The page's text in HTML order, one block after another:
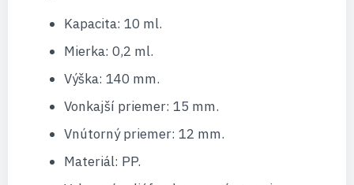
Kapacita: 10 ml.
Mierka: 0,2 ml.
Výška: 140 mm.
Vonkajší priemer: 15 mm.
Vnútorný priemer: 12 mm.
Materiál: PP.